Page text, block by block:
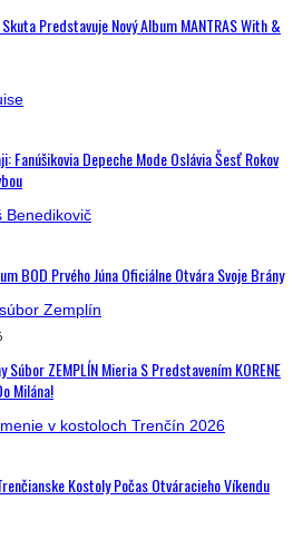
Predstavuje Nový Album MANTRAS With &
Fanúšikovia Depeche Mode Oslávia Šesť Rokov
BOD Prvého Júna Oficiálne Otvára Svoje Brány
Súbor ZEMPLÍN Mieria S Predstavením KORENE
Milána!
Kostoly Počas Otváracieho Víkendu